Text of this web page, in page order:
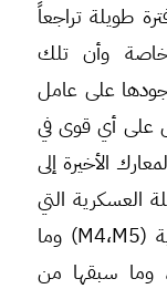
طويلة تراجعاً
وأن تلك
على عامل
على أي قوى في
الأخيرة إلى
العسكرية التي
سيطر خلالها النظام على الطرق الدولية (M4،M5) وما
وما سبقها من